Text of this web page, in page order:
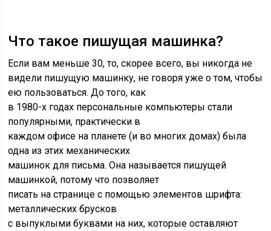
Что такое пишущая машинка?
Если вам меньше 30, то, скорее всего, вы никогда не
видели пишущую машинку, не говоря уже о том, чтобы
ею пользоваться. До того, как
в 1980-х годах персональные компьютеры стали
популярными, практически в
каждом офисе на планете (и во многих домах) была
одна из этих механических
машинок для письма. Она называется пишущей
машинкой, потому что позволяет
писать на странице с помощью элементов шрифта:
металлических брусков
с выпуклыми буквами на них, которые оставляют